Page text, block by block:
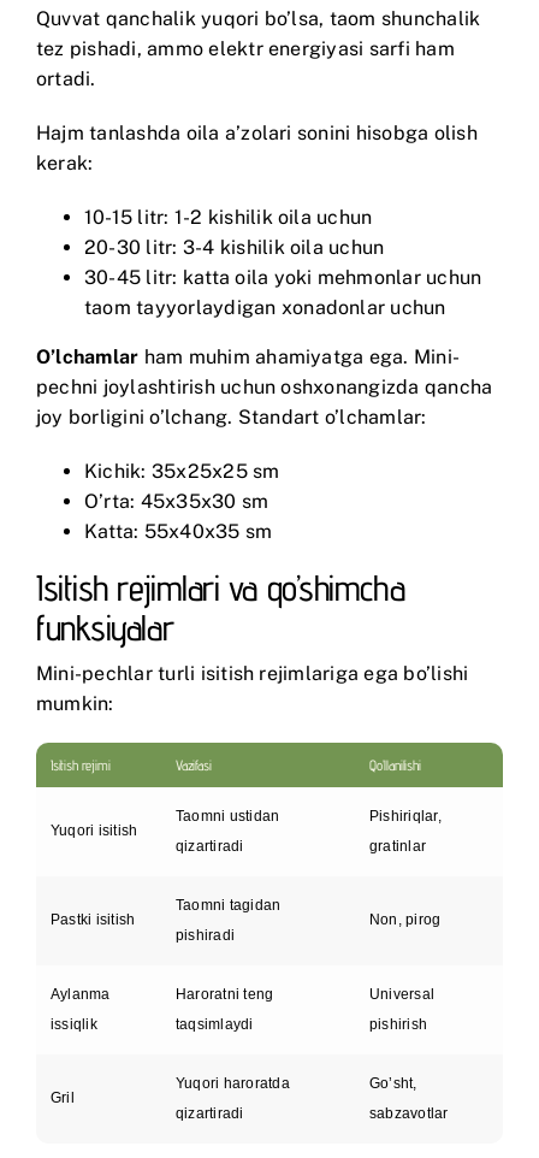
Quvvat qanchalik yuqori bo’lsa, taom shunchalik
tez pishadi, ammo elektr energiyasi sarfi ham
ortadi.
Hajm tanlashda oila a’zolari sonini hisobga olish
kerak:
10-15 litr: 1-2 kishilik oila uchun
20-30 litr: 3-4 kishilik oila uchun
30-45 litr: katta oila yoki mehmonlar uchun
taom tayyorlaydigan xonadonlar uchun
O’lchamlar ham muhim ahamiyatga ega. Mini-
pechni joylashtirish uchun oshxonangizda qancha
joy borligini o’lchang. Standart o’lchamlar:
Kichik: 35x25x25 sm
O’rta: 45x35x30 sm
Katta: 55x40x35 sm
Isitish rejimlari va qo’shimcha
funksiyalar
Mini-pechlar turli isitish rejimlariga ega bo’lishi
mumkin:
Isitish rejimi Vazifasi Qo’llanilishi
Yuqori isitish
Taomni ustidan
qizartiradi
Pishiriqlar,
gratinlar
Pastki isitish
Taomni tagidan
pishiradi
Non, pirog
Aylanma
issiqlik
Haroratni teng
taqsimlaydi
Universal
pishirish
Gril
Yuqori haroratda
qizartiradi
Go’sht,
sabzavotlar